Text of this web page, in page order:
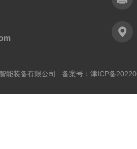
能装备有限公司 备案号： 津ICP备